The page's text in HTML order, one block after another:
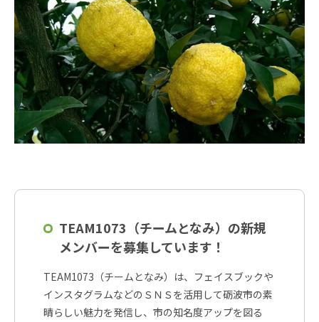
TEAM1073（チームとなみ）の新規
メンバーを募集しています！
TEAM1073（チームとなみ）は、フェイスブックや
インスタグラムなどのＳＮＳを活用して砺波市の素
晴らしい魅力を発信し、市の知名度アップを図る